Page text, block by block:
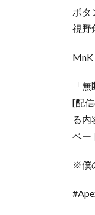
ボタ
視野
MnK
「
[配
る内
ベー
※僕